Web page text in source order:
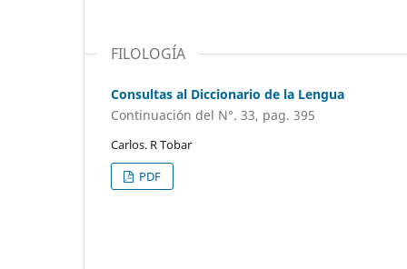
FILOLOGÍA
Consultas al Diccionario de la Lengua
Continuación del N°. 33, pag. 395
Carlos. R Tobar
PDF